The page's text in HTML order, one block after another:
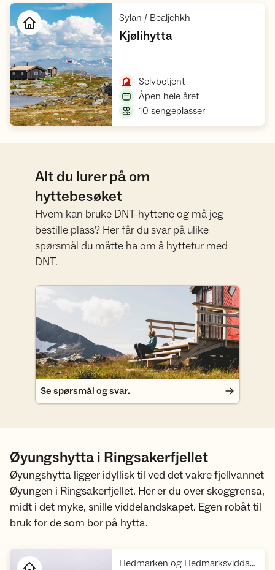
Sylan / Bealjehkh
Kjølihytta,
Selvbetjent,
Åpen hele året,
10 sengeplasser,
Alt du lurer på om
hyttebesøket
Hvem kan bruke DNT-hyttene og må jeg
bestille plass? Her får du svar på ulike
spørsmål du måtte ha om å hyttetur med
DNT.
Se spørsmål og svar.
Se spørsmål og svar.
Øyungshytta i Ringsakerfjellet
Øyungshytta ligger idyllisk til ved det vakre fjellvannet
Øyungen i Ringsakerfjellet. Her er du over skoggrensa,
midt i det myke, snille viddelandskapet. Egen robåt til
bruk for de som bor på hytta.
Hedmarken og Hedmarksvidda, Rondane villreinområde 1